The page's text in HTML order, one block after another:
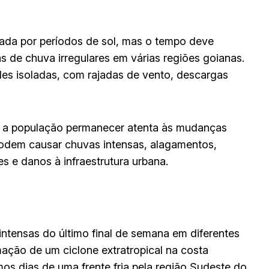
por períodos de sol, mas o tempo deve
de chuva irregulares em várias regiões goianas.
isoladas, com rajadas de vento, descargas
população permanecer atenta às mudanças
causar chuvas intensas, alagamentos,
e danos à infraestrutura urbana.
do último final de semana em diferentes
de um ciclone extratropical na costa